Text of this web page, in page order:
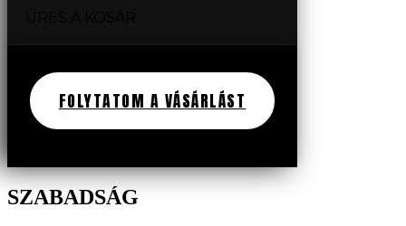
FOLYTATOM A VÁSÁRLÁST
SZABADSÁG